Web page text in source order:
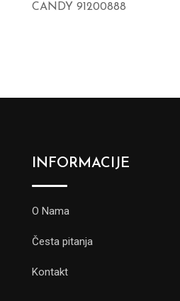
CANDY 91200888
INFORMACIJE
O Nama
Česta pitanja
Kontakt